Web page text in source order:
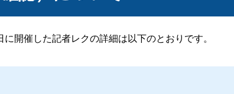
開催した記者レクの詳細は以下のとおりです。